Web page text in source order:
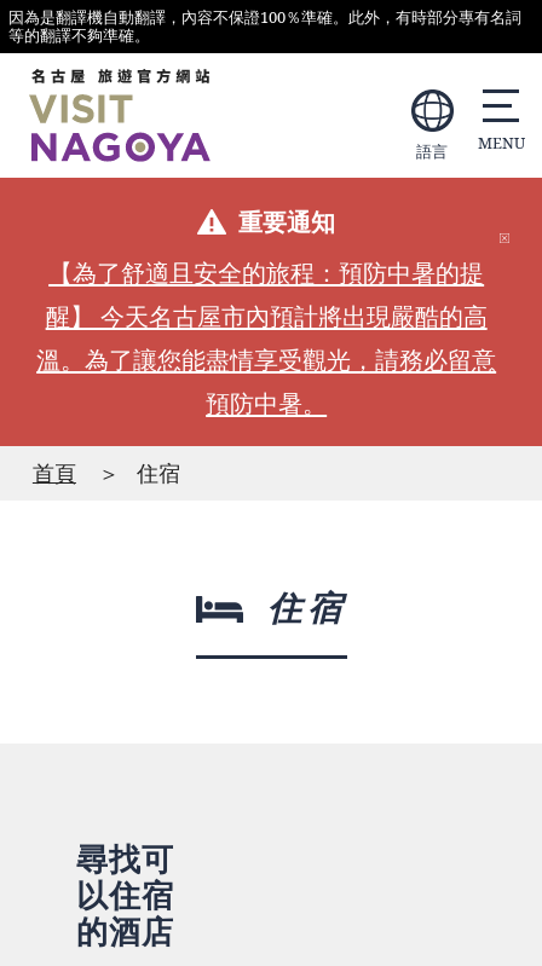
因為是翻譯機自動翻譯，內容不保證100％準確。此外，有時部分專有名詞
等的翻譯不夠準確。
語言
重要通知
【為了舒適且安全的旅程：預防中暑的提
醒】 今天名古屋市內預計將出現嚴酷的高
溫。為了讓您能盡情享受觀光，請務必留意
預防中暑。
首頁 住宿
住宿
尋找可
以住宿
的酒店